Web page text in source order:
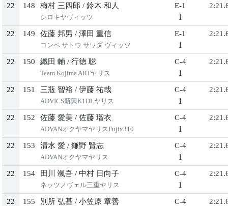
22 148 梅村 三四郎 / 鈴木 和人
シロキヤヴィッツ
E-1
1
22 149 佐藤 邦男 / 澤田 重信
コンペ サトウ サワダ ヴィッツ
E-1
1
22 150 織田 輔 / 行徳 聡
Team Kojima ARTヤリス
C-4
1
22 151 三瓶 智裕 / 伊藤 祐哉
ADVICS新興K1DLヤリス
C-4
1
22 152 佐藤 愛美 / 佐藤 瑠衣
ADVANオクヤマヤリスFujix310
C-4
1
22 153 清水 愛 / 鎌野 賢志
ADVANオクヤマヤリス
C-4
1
22 154 田川 颯吾 / 中村 日向子
ネッツノヴェル三重ヤリス
C-4
1
22 155 別所 弘基 / 小笠原 章善 C-4